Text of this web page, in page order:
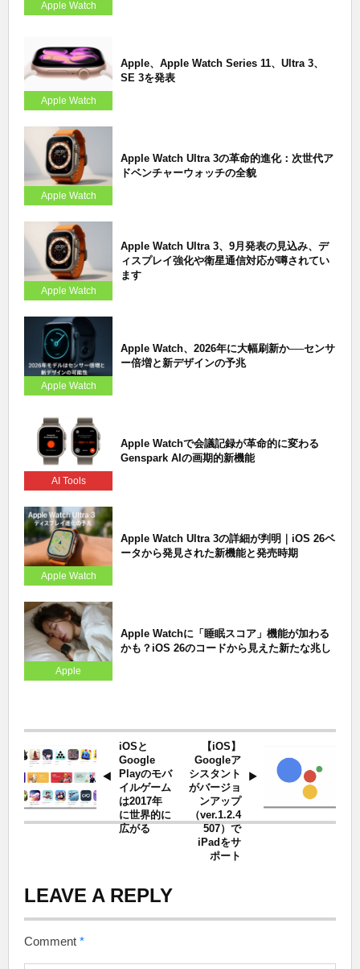
Apple Watch
Apple Watch
Apple、Apple Watch Series 11、Ultra 3、
SE 3を発表
Apple Watch
Apple Watch Ultra 3の革命的進化：次世代ア
ドベンチャーウォッチの全貌
Apple Watch
Apple Watch Ultra 3、9月発表の見込み、デ
ィスプレイ強化や衛星通信対応が噂されてい
ます
Apple Watch
Apple Watch、2026年に大幅刷新か──センサ
ー倍増と新デザインの予兆
AI Tools
Apple Watchで会議記録が革命的に変わる
Genspark AIの画期的新機能
Apple Watch
Apple Watch Ultra 3の詳細が判明｜iOS 26ベ
ータから発見された新機能と発売時期
Apple
Apple Watchに「睡眠スコア」機能が加わる
かも？iOS 26のコードから見えた新たな兆し
iOSと
Google
Playのモバ
イルゲーム
は2017年
に世界的に
広がる
【iOS】
Googleア
シスタント
がバージョ
ンアップ
（ver.1.2.4
507）で
iPadをサ
ポート
LEAVE A REPLY
Comment *